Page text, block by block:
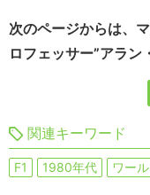
次のページからは、
ロフェッサー”アラン
関連キーワード
F1 1980年代 ワー